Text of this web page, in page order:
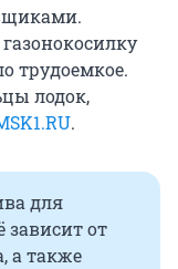
трудоемкое.
лодок,
.
для
зависит от
а также